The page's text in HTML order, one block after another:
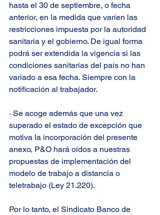
hasta el 30 de septiembre, o fecha
anterior, en la medida que varíen las
restricciones impuesta por la autoridad
sanitaria y el gobierno. De igual forma
podrá ser extendida la vigencia si las
condiciones sanitarias del país no han
variado a esa fecha. Siempre con la
notificación al trabajador.
· Se acoge además que una vez
superado el estado de excepción que
motiva la incorporación del presente
anexo, P&O hará oídos a nuestras
propuestas de implementación del
modelo de trabajo a distancia o
teletrabajo (Ley 21.220).
Por lo tanto, el Sindicato Banco de